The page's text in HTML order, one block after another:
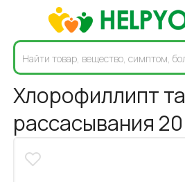
Хлорофиллипт
рассасывания